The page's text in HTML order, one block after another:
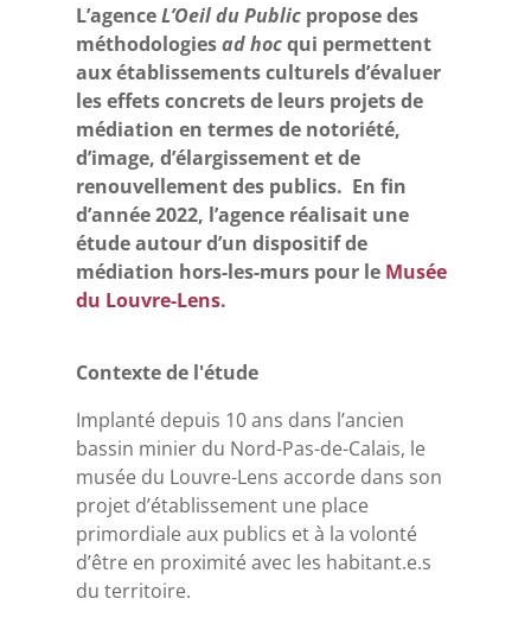
L’agenceL’Oeil du Public propose des
méthodologiesad hocqui permettent
aux établissements culturels d’évaluer
les effets concrets de leurs projets de
médiation en termes de notoriété,
d’image, d’élargissement et de
renouvellement des publics. En fin
d’année 2022, l’agence réalisait une
étude autour d’un dispositif de
médiation hors-les-murs pour le Musée
du Louvre-Lens.
Contexte de l'étude
Implanté depuis 10 ans dans l’ancien
bassin minier du Nord-Pas-de-Calais, le
musée du Louvre-Lens accorde dans son
projet d’établissement une place
primordiale aux publics et à la volonté
d’être en proximité avec les habitant.e.s
du territoire.